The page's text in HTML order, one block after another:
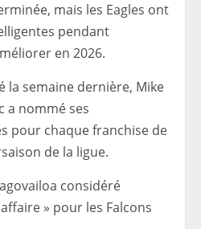
mais les Eagles ont
pendant
en 2026.
la semaine dernière, Mike
a nommé ses
pour chaque franchise de
de la ligue.
considéré
» pour les Falcons